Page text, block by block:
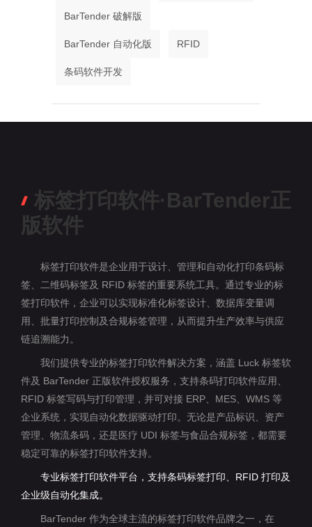
BarTender 破解版
BarTender 自动化版 RFID
条码软件开发
标签打印软件·BarTender正
版软件
标签打印软件是企业用于设计、管理和自动化打印条码标
签、二维码标签及 RFID 标签的重要系统工具。通过专业的标
签打印软件，企业可以实现标准化标签设计、数据库变量调
用、批量打印控制及合规标签管理，从而提升生产效率与供应
链追溯能力。
我们提供专业的标签打印软件解决方案，涵盖 Luck 标签软
件及 BarTender 正版软件授权服务，支持条码打印软件应用、
RFID 标签写码与打印管理，并可对接 ERP、MES、WMS 等
企业系统，实现自动化数据驱动打印。无论是产品标识、资产
管理、物流条码，还是医疗 UDI 标签与食品合规标签，都需要
稳定可靠的标签打印软件支持。
专业标签打印软件平台，支持条码标签打印、RFID 打印及
企业级自动化集成。
BarTender 作为全球主流的标签打印软件品牌之一，在